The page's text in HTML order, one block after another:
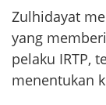
Zulhidayat
yang
pelaku IRTP,
menentukan